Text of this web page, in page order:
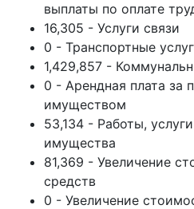
выплаты по оплате
16,305 - Услуги связи
0 - Транспортные
1,429,857 -
0 - Арендная плата за
имуществом
53,134 - Работы,
имущества
81,369 - Увеличение
средств
0 - Увеличение